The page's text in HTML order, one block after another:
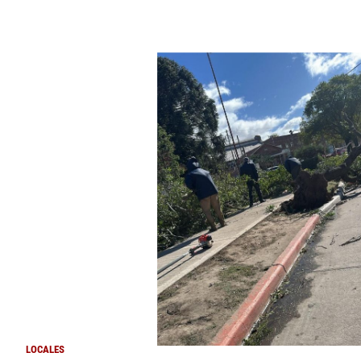
LOCALES